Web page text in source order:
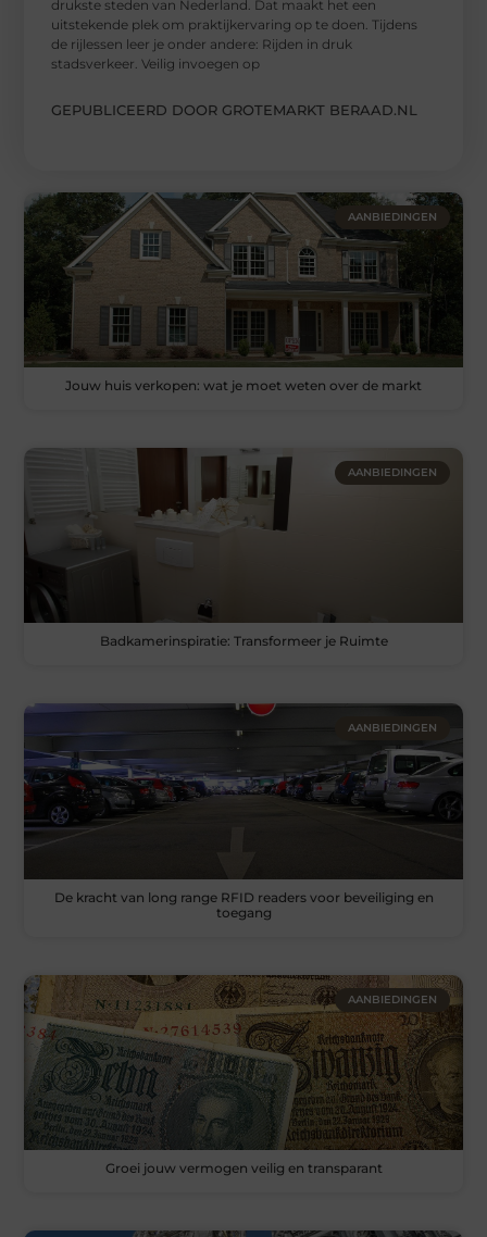
drukste steden van Nederland. Dat maakt het een
uitstekende plek om praktijkervaring op te doen. Tijdens
de rijlessen leer je onder andere: Rijden in druk
stadsverkeer. Veilig invoegen op
GEPUBLICEERD DOOR GROTEMARKT BERAAD.NL
AANBIEDINGEN
Jouw huis verkopen: wat je moet weten over de markt
AANBIEDINGEN
Badkamerinspiratie: Transformeer je Ruimte
AANBIEDINGEN
De kracht van long range RFID readers voor beveiliging en
toegang
AANBIEDINGEN
Groei jouw vermogen veilig en transparant